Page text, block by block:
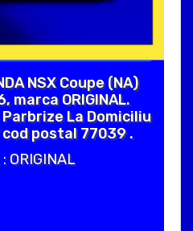
NSX Coupe (NA)
ORIGINAL.
La Domiciliu
cod postal 77039 .
ORIGINAL